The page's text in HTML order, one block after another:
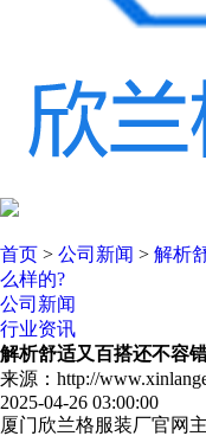
首页 > 公司新闻 > 解析
么样的?
公司新闻
行业资讯
解析舒适又百搭还不容
来源：http://
2025-04-26 03:00:00
厦门欣兰格服装厂官网